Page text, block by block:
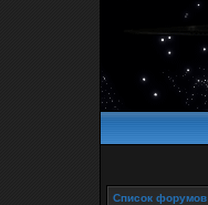
Список форумов